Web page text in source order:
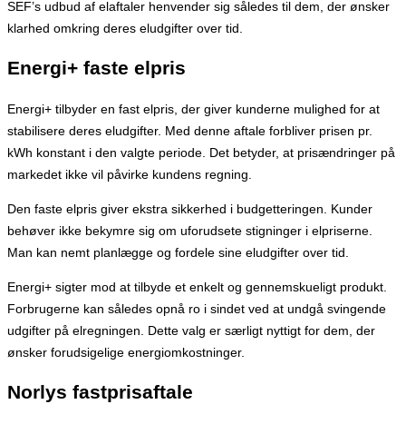
SEF’s udbud af elaftaler henvender sig således til dem, der ønsker
klarhed omkring deres eludgifter over tid.
Energi+ faste elpris
Energi+ tilbyder en fast elpris, der giver kunderne mulighed for at
stabilisere deres eludgifter. Med denne aftale forbliver prisen pr.
kWh konstant i den valgte periode. Det betyder, at prisændringer på
markedet ikke vil påvirke kundens regning.
Den faste elpris giver ekstra sikkerhed i budgetteringen. Kunder
behøver ikke bekymre sig om uforudsete stigninger i elpriserne.
Man kan nemt planlægge og fordele sine eludgifter over tid.
Energi+ sigter mod at tilbyde et enkelt og gennemskueligt produkt.
Forbrugerne kan således opnå ro i sindet ved at undgå svingende
udgifter på elregningen. Dette valg er særligt nyttigt for dem, der
ønsker forudsigelige energiomkostninger.
Norlys fastprisaftale